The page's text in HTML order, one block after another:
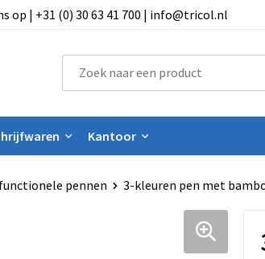
op | +31 (0) 30 63 41 700 | info@tricol.nl
Kantoor
pennen 3-kleuren pen met